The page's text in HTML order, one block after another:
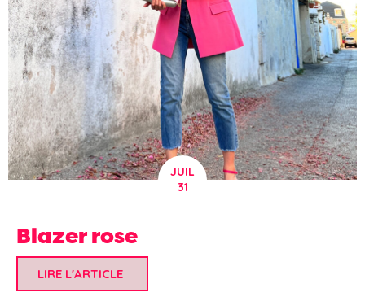
JUIL
31
Blazer rose
LIRE L'ARTICLE